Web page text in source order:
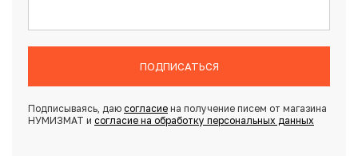
ПОДПИСАТЬСЯ
Подписываясь, даю согласиена получение писем от магазина
НУМИЗМАТ и согласие на обработку персональных данных